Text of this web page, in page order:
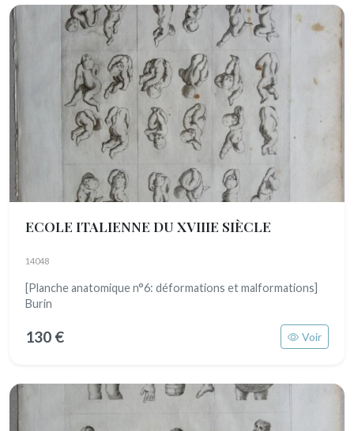
ECOLE ITALIENNE DU XVIIIE SIÈCLE
14048
[Planche anatomique n°6: déformations et malformations]
Burin
130 € Voir